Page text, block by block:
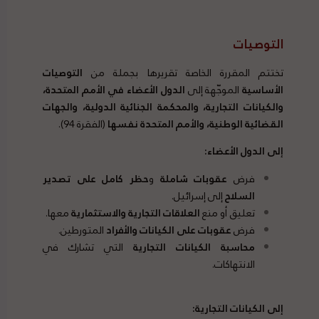
التوصيات
تختتم المقررة الخاصة تقريرها بجملة من التوصيات
الأساسيةالموجّهة إلىالدول الأعضاء في الأمم المتحدة،
والكيانات التجارية، والمحكمة الجنائية الدولية، والجهات
القضائية الوطنية، والأمم المتحدة نفسها(الفقرة 94).
إلى الدول الأعضاء:
فرض عقوبات شاملة وحظر كامل على تصدير
السلاحإلى إسرائيل.
تعليق أو منعالعلاقات التجارية والاستثماريةمعها.
فرضعقوبات على الكيانات والأفرادالمتورطين.
محاسبة الكيانات التجارية التي تشارك في
الانتهاكات.
إلى الكيانات التجارية: